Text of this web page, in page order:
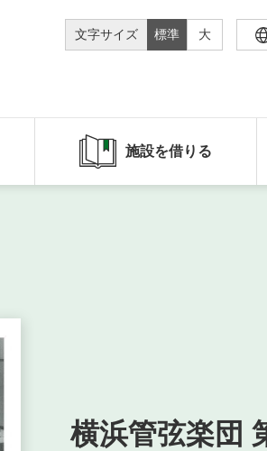
文字サイズ 標準 大
施設を借りる
横浜管弦楽団